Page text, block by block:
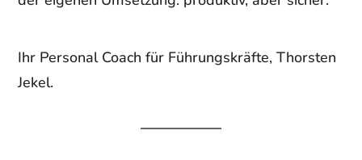
Ihr Personal Coach für Führungskräfte, Thorsten
Jekel.